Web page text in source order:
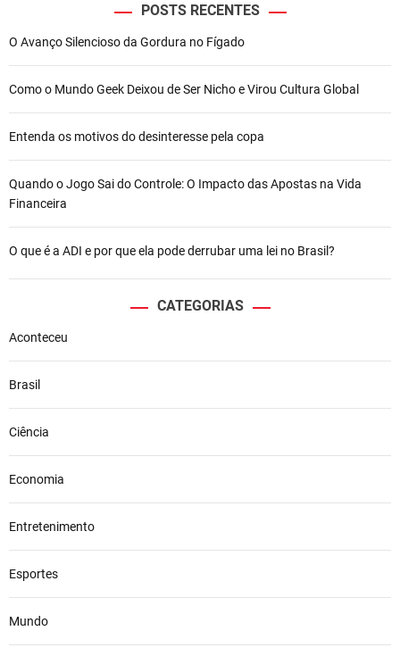
POSTS RECENTES
O Avanço Silencioso da Gordura no Fígado
Como o Mundo Geek Deixou de Ser Nicho e Virou Cultura Global
Entenda os motivos do desinteresse pela copa
Quando o Jogo Sai do Controle: O Impacto das Apostas na Vida
Financeira
O que é a ADI e por que ela pode derrubar uma lei no Brasil?
CATEGORIAS
Aconteceu
Brasil
Ciência
Economia
Entretenimento
Esportes
Mundo